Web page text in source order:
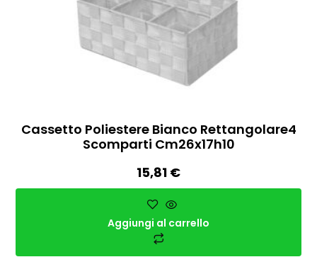
Cassetto Poliestere Bianco Rettangolare4
Scomparti Cm26x17h10
15,81 €
Aggiungi al carrello